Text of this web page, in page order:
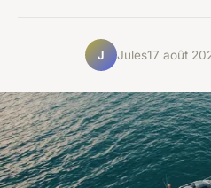
J Jules17 août